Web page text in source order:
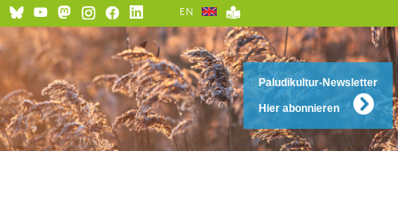
Paludikultur-Newsletter
Hier abonnieren
EN